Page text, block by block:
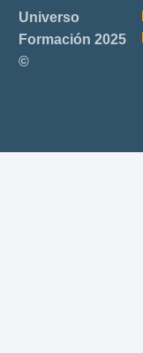
Universo
Formación 2025
©